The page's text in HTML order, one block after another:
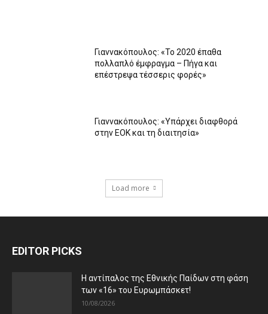
Γιαννακόπουλος: «Το 2020 έπαθα
πολλαπλό έμφραγμα – Πήγα και
επέστρεψα τέσσερις φορές»
Γιαννακόπουλος: «Υπάρχει διαφθορά
στην ΕΟΚ και τη διαιτησία»
Load more
EDITOR PICKS
Η αντίπαλος της Εθνικής Παίδων στη φάση
των «16» του Ευρωμπάσκετ!
10/08/2026